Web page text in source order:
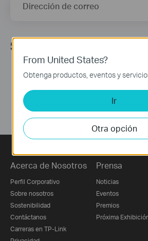
Dirección de correo
Síguenos
Acerca de Nosotros
Perfil Corporativo
Sobre nosotros
Sostenibilidad
Contáctanos
Carreras en TP-Link
Prensa
Noticias
Eventos
Premios
Próxima
From United States?
Obtenga productos, eventos y
Ir
Otra opción